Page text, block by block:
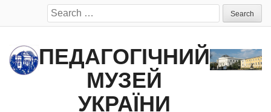
Search
for:
ПЕДАГОГІЧНИЙ
МУЗЕЙ
УКРАЇНИ